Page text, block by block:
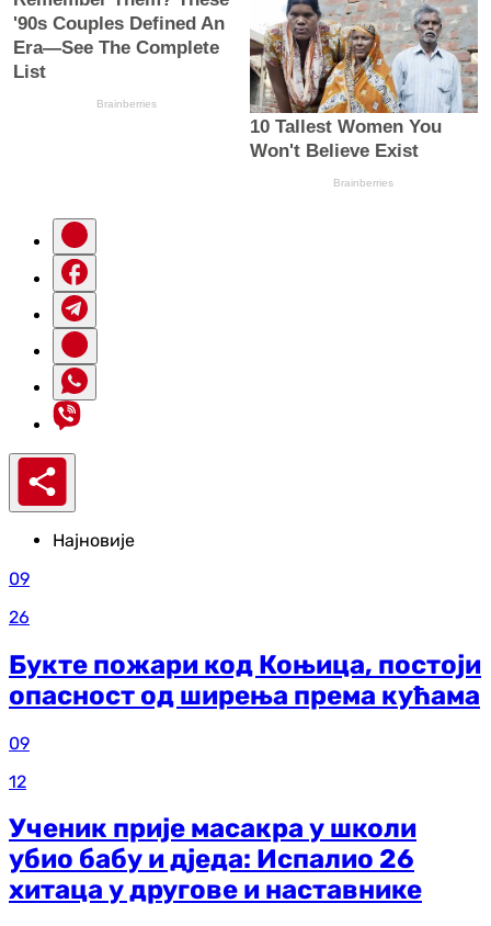
Најновије
09
26
Букте пожари код Коњица, постоји
опасност од ширења према кућама
09
12
Ученик прије масакра у школи
убио бабу и дједа: Испалио 26
хитаца у другове и наставнике